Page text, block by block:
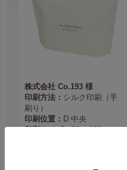
株式会社 Co.193 様
印刷方法： シルク印刷（手
刷り）
印刷位置： D 中央